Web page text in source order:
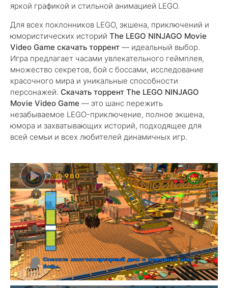
яркой графикой и стильной анимацией LEGO.
Для всех поклонников LEGO, экшена, приключений и
юмористических историй The LEGO NINJAGO Movie
Video Game скачать торрент — идеальный выбор.
Игра предлагает часами увлекательного геймплея,
множество секретов, бой с боссами, исследование
красочного мира и уникальные способности
персонажей. Скачать торрент The LEGO NINJAGO
Movie Video Game — это шанс пережить
незабываемое LEGO-приключение, полное экшена,
юмора и захватывающих историй, подходящее для
всей семьи и всех любителей динамичных игр.